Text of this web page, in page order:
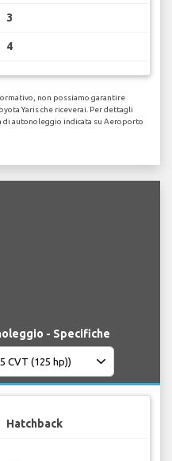
3
4
non possiamo garantire
Yaris che riceverai. Per dettagli
di autonoleggio indicata su Aeroporto
- Specifiche
Hatchback